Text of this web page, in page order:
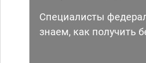
Специалисты
знаем, как получить